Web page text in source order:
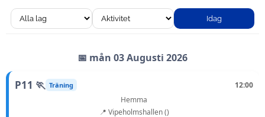
Idag
📅 mån 03 Augusti 2026
P11 🏃 Träning
12:00
Hemma
📍 Vipeholmshallen ()